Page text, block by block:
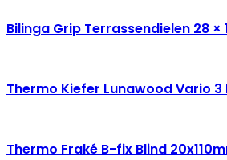
Bilinga Grip Terrassendielen 28 ×
Thermo Kiefer Lunawood Vario 3
Thermo Fraké B-fix Blind